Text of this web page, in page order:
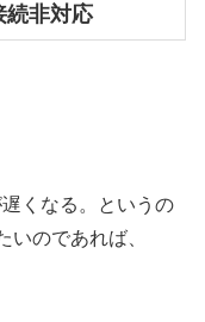
続非対応
くなる。というの
のであれば、